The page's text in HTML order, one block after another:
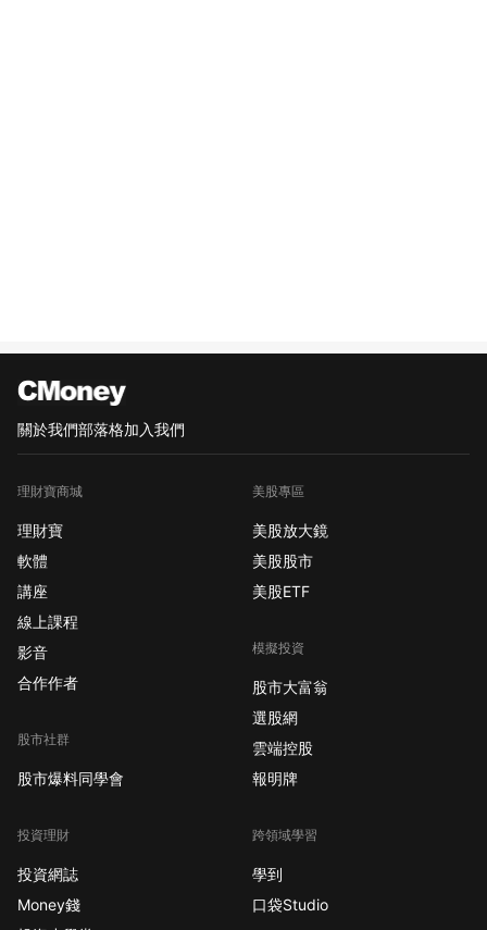
關於我們部落格加入我們
理財寶商城
理財寶
軟體
講座
線上課程
影音
合作作者
股市社群
股市爆料同學會
投資理財
投資網誌
Money錢
美股專區
美股放大鏡
美股股市
美股ETF
模擬投資
股市大富翁
選股網
雲端控股
報明牌
跨領域學習
學到
口袋Studio